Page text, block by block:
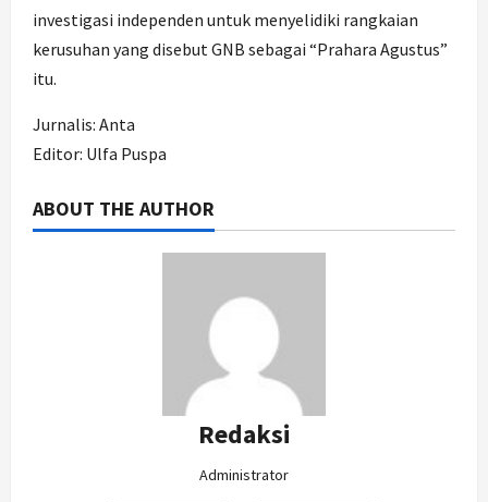
investigasi independen untuk menyelidiki rangkaian
kerusuhan yang disebut GNB sebagai “Prahara Agustus”
itu.
Jurnalis: Anta
Editor: Ulfa Puspa
ABOUT THE AUTHOR
Redaksi
Administrator